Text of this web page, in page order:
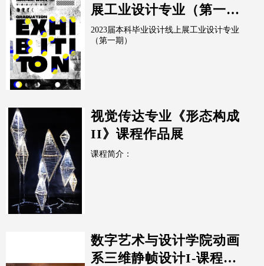
展工业设计专业（第一
期）
2023届本科毕业设计线上展工业设计专业
（第一期）
视觉传达专业《形态构成
II》课程作品展
课程简介：
数字艺术与设计学院动画
系三维静帧设计I-课程展-